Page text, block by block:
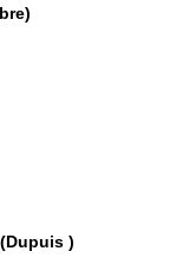
libre)
Les Tuniques bleues - Des histoires courtes par... (Dupuis )